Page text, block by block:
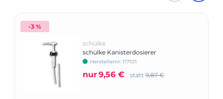
-3 %
schülke
schülke Kanisterdosierer
Herstellernr: 117101
nur9,56 € statt 9,87 €